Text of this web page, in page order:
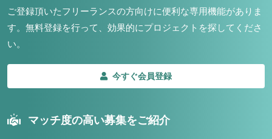
ご登録頂いたフリーランスの方向けに便利な専用機能がありま
す。 無料登録を行って、効果的にプロジェクトを探してくださ
い。
今すぐ会員登録
マッチ度の高い募集をご紹介